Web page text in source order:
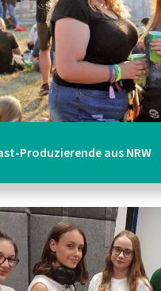
Produzierende aus NRW